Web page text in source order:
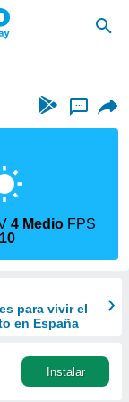
...
4 Medio FPS
para vivir el
en España
Instalar